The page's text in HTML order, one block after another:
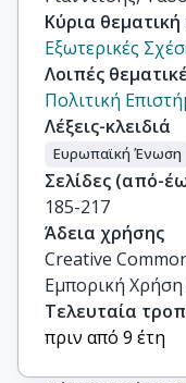
Κύρια
Εξωτερικές
Λοιπές
Πολιτική
Λέξεις-κλειδιά
Ευρωπαϊκή Ένωση
Σελίδες (από-
185-217
Άδεια χρήσης
Creative
Εμπορική Χρήση
Τελευταία
πριν από 9 έτη